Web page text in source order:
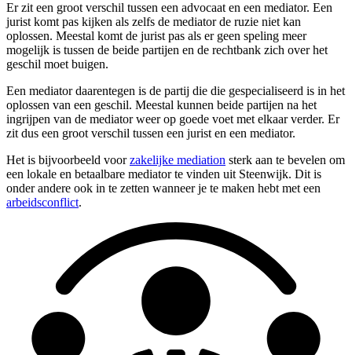
Er zit een groot verschil tussen een advocaat en een mediator. Een
jurist komt pas kijken als zelfs de mediator de ruzie niet kan
oplossen. Meestal komt de jurist pas als er geen speling meer
mogelijk is tussen de beide partijen en de rechtbank zich over het
geschil moet buigen.
Een mediator daarentegen is de partij die die gespecialiseerd is in het
oplossen van een geschil. Meestal kunnen beide partijen na het
ingrijpen van de mediator weer op goede voet met elkaar verder. Er
zit dus een groot verschil tussen een jurist en een mediator.
Het is bijvoorbeeld voorzakelijke mediation sterk aan te bevelen om
een lokale en betaalbare mediator te vinden uit Steenwijk. Dit is
onder andere ook in te zetten wanneer je te maken hebt met een
arbeidsconflict.